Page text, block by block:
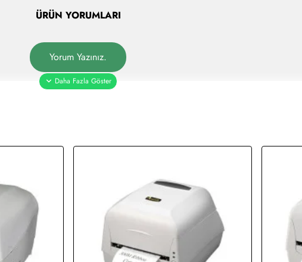
ÜRÜN YORUMLARI
Yorum Yazınız.